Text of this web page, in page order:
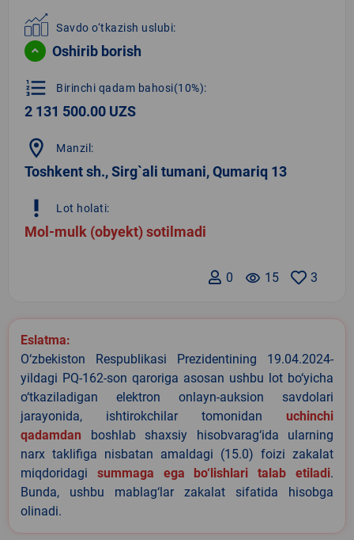
Savdo o‘tkazish uslubi:
Oshirib borish
format_list_numbered Birinchi qadam bahosi(10%):
2 131 500.00 UZS
location_on Manzil:
Toshkent sh., Sirg`ali tumani, Qumariq 13
priority_high Lot holati:
Mol-mulk (obyekt) sotilmadi
3
remove_red_eye 15
0
Eslatma:
O‘zbekiston Respublikasi Prezidentining 19.04.2024-
yildagi PQ-162-son qaroriga asosan ushbu lot bo‘yicha
o‘tkaziladigan elektron onlayn-auksion savdolari
jarayonida, ishtirokchilar tomonidan uchinchi
qadamdan boshlab shaxsiy hisobvarag‘ida ularning
narx taklifiga nisbatan amaldagi (15.0) foizi zakalat
miqdoridagi summaga ega bo‘lishlari talab etiladi.
Bunda, ushbu mablag‘lar zakalat sifatida hisobga
olinadi.